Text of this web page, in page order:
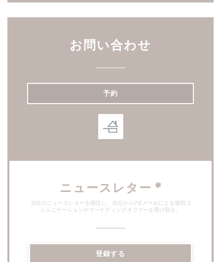
お問い合わせ
予約
ニュースレター *
当社のニュースレターを購読し、当社からのEメールによる個別コ
ミュニケーションやマーケティングオファーを受け取る。
登録する